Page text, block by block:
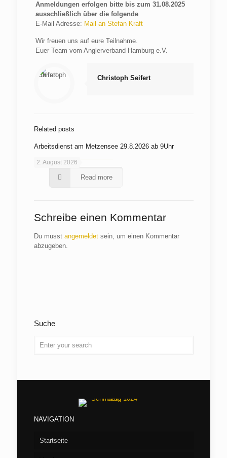
Anmeldungen erfolgen bitte bis zum 31.08.2025
ausschließlich über die folgende
E-Mail Adresse: Mail an Stefan Kraft
Wir freuen uns auf eure Teilnahme.
Euer Team vom Anglerverband Hamburg e.V.
Christoph Seifert
Related posts
2. August 2026
Arbeitsdienst am Metzensee 29.8.2026 ab 9Uhr
Read more
Schreibe einen Kommentar
Du musst angemeldetsein, um einen Kommentar
abzugeben.
Suche
NAVIGATION
Startseite